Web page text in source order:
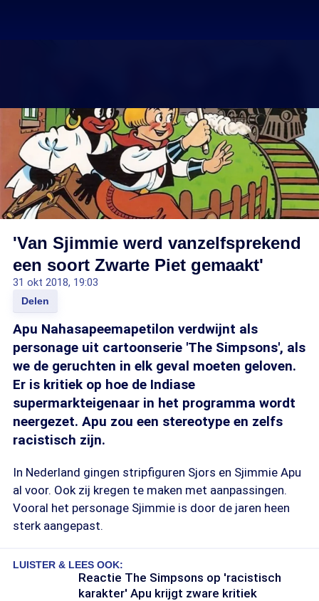
'Van Sjimmie werd vanzelfsprekend
een soort Zwarte Piet gemaakt'
31 okt 2018, 19:03
Delen
Apu Nahasapeemapetilon verdwijnt als
personage uit cartoonserie 'The Simpsons', als
we de geruchten in elk geval moeten geloven.
Er is kritiek op hoe de Indiase
supermarkteigenaar in het programma wordt
neergezet. Apu zou een stereotype en zelfs
racistisch zijn.
In Nederland gingen stripfiguren Sjors en Sjimmie Apu
al voor. Ook zij kregen te maken met aanpassingen.
Vooral het personage Sjimmie is door de jaren heen
sterk aangepast.
LUISTER & LEES OOK:
Reactie The Simpsons op 'racistisch
karakter' Apu krijgt zware kritiek